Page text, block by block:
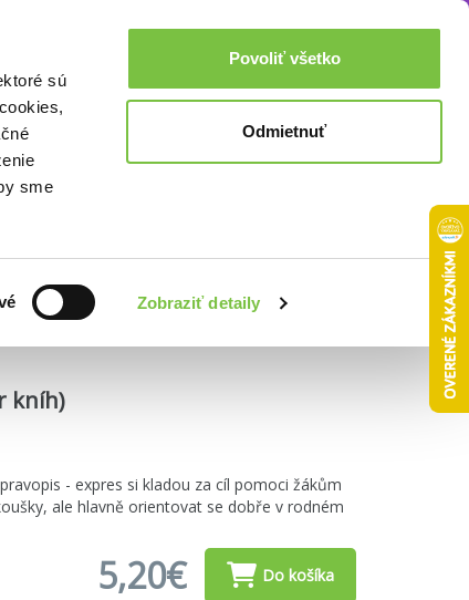
sú
sme
Zobraziť detaily
Povoliť všetko
Odmietnuť
Prihlásenie 0,00€
Akcie a zľavy
Zoradiť podľa:
kníh)
- expres si kladou za cíl pomoci žákům
ale hlavně orientovat se dobře v rodném
5,20€ Do košíka